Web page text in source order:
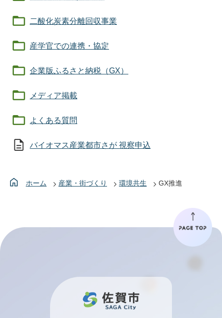
二酸化炭素分離回収事業
産学官での連携・協定
企業版ふるさと納税（GX）
メディア掲載
よくある質問
バイオマス産業都市さが 視察申込
ホーム 産業・街づくり 環境共生 GX推進